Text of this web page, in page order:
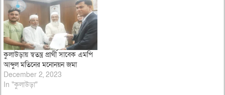
কুলাউড়ায় স্বতন্ত্র প্রার্থী সাবেক এমপি
আব্দুল মতিনের মনোনয়ন জমা
December 2, 2023
In "কুলাউড়া"